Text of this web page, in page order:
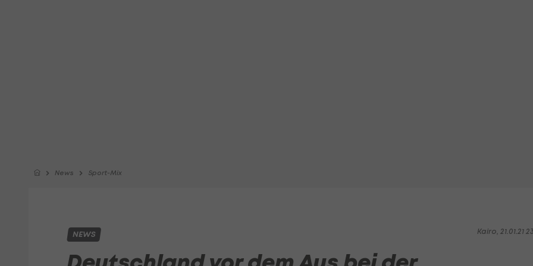
News Sport-Mix
Kairo, 21.01.21
NEWS